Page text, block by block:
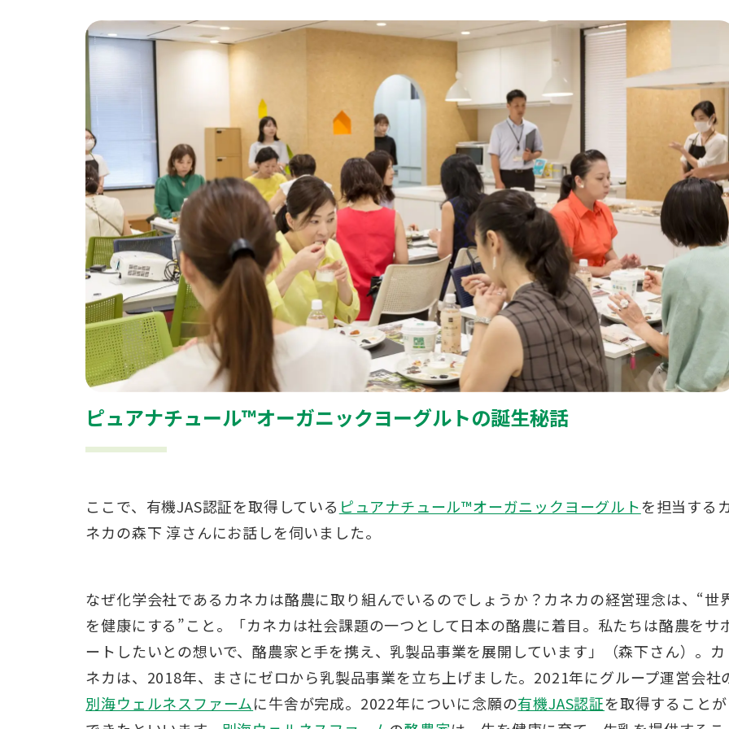
ピュアナチュール™オーガニックヨーグルトの誕生秘話
ここで、有機JAS認証を取得している ピュアナチュール™オーガニックヨーグルトを担当する
ネカの森下 淳さんにお話しを伺いました。
なぜ化学会社であるカネカは酪農に取り組んでいるのでしょうか？カネカの経営理念は、“世
を健康にする”こと。「カネカは社会課題の一つとして日本の酪農に着目。私たちは酪農をサ
ートしたいとの想いで、酪農家と手を携え、乳製品事業を展開しています」（森下さん）。カ
ネカは、2018年、まさにゼロから乳製品事業を立ち上げました。2021年にグループ運営会社
別海ウェルネスファームに牛舎が完成。2022年についに念願の有機JAS認証を取得することが